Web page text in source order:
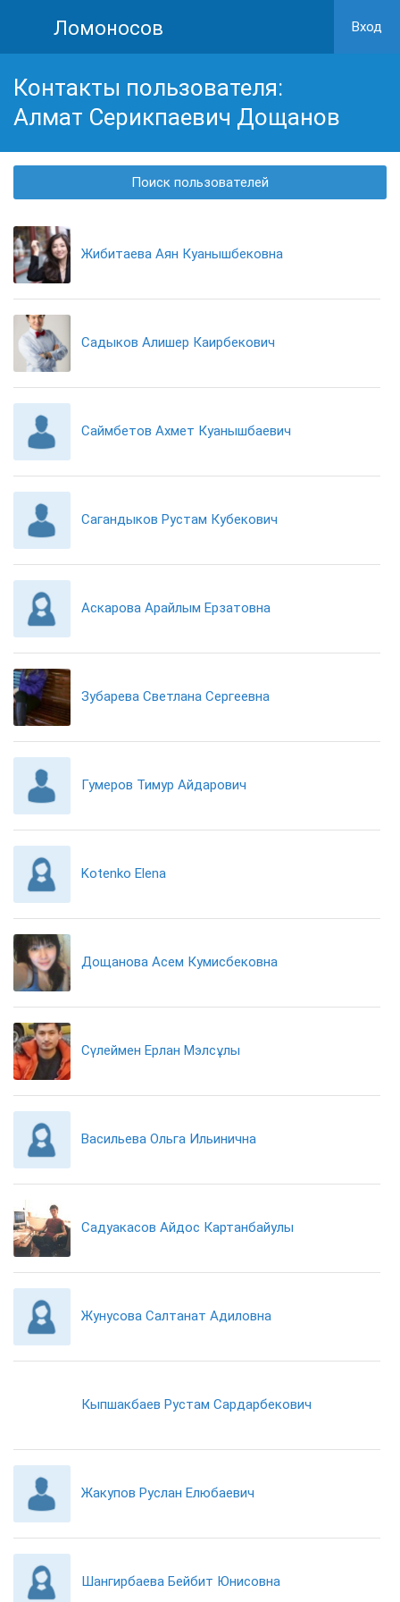
Ломоносов Вход
Контакты пользователя:
Алмат Серикпаевич Дощанов
Поиск пользователей
Жибитаева Аян Куанышбековна
Садыков Алишер Каирбекович
Саймбетов Ахмет Куанышбаевич
Сагандыков Рустам Кубекович
Аскарова Арайлым Ерзатовна
Зубарева Светлана Сергеевна
Гумеров Тимур Айдарович
Kotenko Elena
Дощанова Асем Кумисбековна
Сүлеймен Ерлан Мэлсұлы
Васильева Ольга Ильинична
Садуакасов Айдос Картанбайулы
Жунусова Салтанат Адиловна
Кыпшакбаев Рустам Сардарбекович
Жакупов Руслан Елюбаевич
Шангирбаева Бейбит Юнисовна